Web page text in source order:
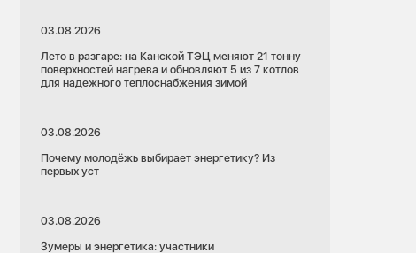
03.08.2026
Лето в разгаре: на Канской ТЭЦ меняют 21 тонну
поверхностей нагрева и обновляют 5 из 7 котлов
для надежного теплоснабжения зимой
03.08.2026
Почему молодёжь выбирает энергетику? Из
первых уст
03.08.2026
Зумеры и энергетика: участники